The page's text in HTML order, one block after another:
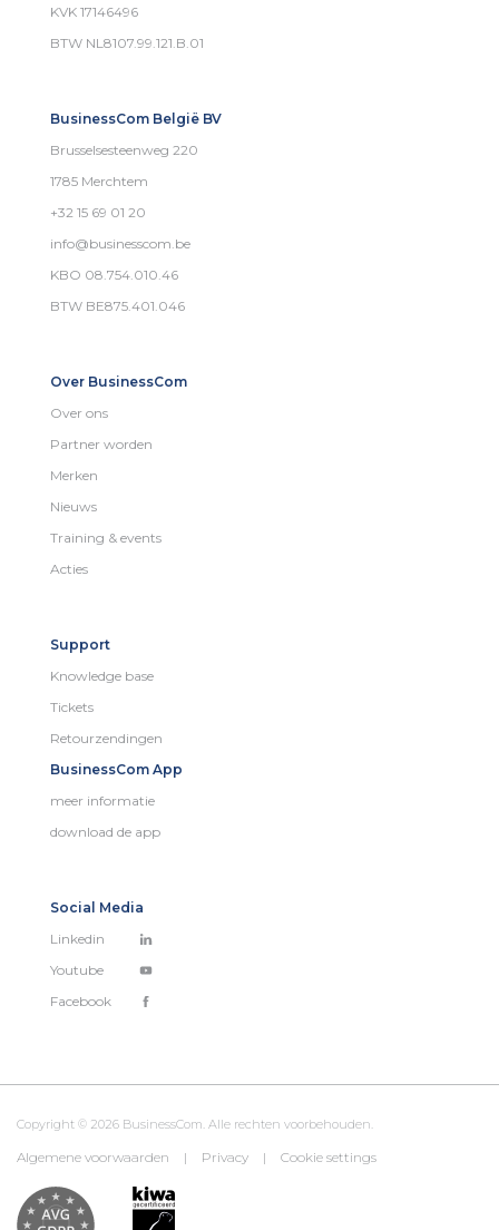
KVK 17146496
BTW NL8107.99.121.B.01
BusinessCom België BV
Brusselsesteenweg 220
1785 Merchtem
+32 15 69 01 20
info@businesscom.be
KBO 08.754.010.46
BTW BE875.401.046
Over BusinessCom
Over ons
Partner worden
Merken
Nieuws
Training & events
Acties
Support
Knowledge base
Tickets
Retourzendingen
BusinessCom App
meer informatie
download de app
Social Media
Linkedin
Youtube
Facebook
Copyright © 2026 BusinessCom. Alle rechten voorbehouden.
Algemene voorwaarden | Privacy | Cookie settings